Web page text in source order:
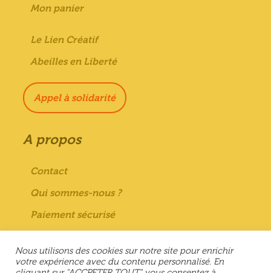
Mon panier
Le Lien Créatif
Abeilles en Liberté
Appel à solidarité
A propos
Contact
Qui sommes-nous ?
Paiement sécurisé
Conditions générales de vente
Nous utilisons des cookies sur notre site pour enrichir
votre expérience avec du contenu personnalisé. En